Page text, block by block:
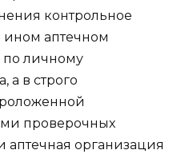
контрольное
аптечном
по личному
а в строго
проверочных
аптечная организация